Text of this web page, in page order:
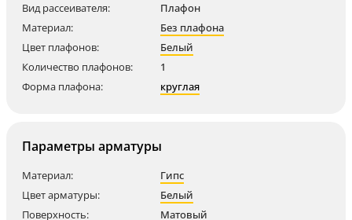
Вид рассеивателя:
Плафон
Материал:
Без плафона
Цвет плафонов:
Белый
Количество плафонов:
1
Форма плафона:
круглая
Параметры арматуры
Материал:
Гипс
Цвет арматуры:
Белый
Поверхность:
Матовый